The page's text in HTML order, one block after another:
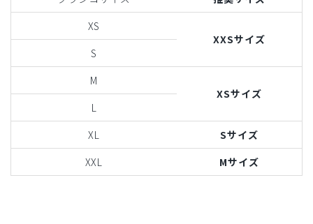
XS
XXSサイズ
S
M
XSサイズ
L
XL
Sサイズ
XXL
Mサイズ